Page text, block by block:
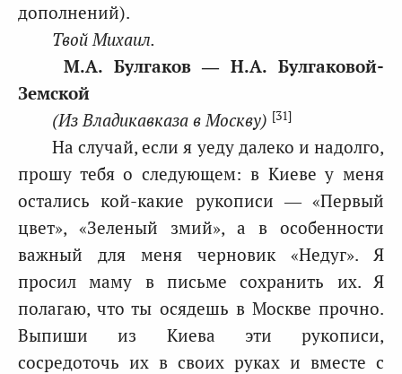
дополнений).
Твой Михаил.
М.А. Булгаков ― Н.А. Булгаковой-
Земской
(Из Владикавказа в Москву) [31]
На случай, если я уеду далеко и надолго,
прошу тебя о следующем: в Киеве у меня
остались кой-какие рукописи — «Первый
цвет», «Зеленый змий», а в особенности
важный для меня черновик «Недуг». Я
просил маму в письме сохранить их. Я
полагаю, что ты осядешь в Москве прочно.
Выпиши из Киева эти рукописи,
сосредоточь их в своих руках и вместе с